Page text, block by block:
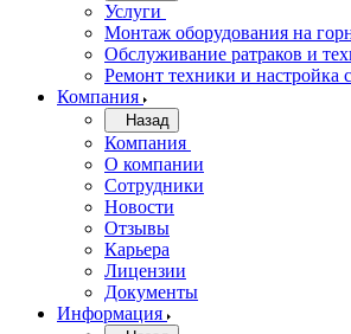
Услуги
Монтаж оборудования на
Обслуживание ратраков и
Ремонт техники и настройка
Компания
Назад
Компания
О компании
Сотрудники
Новости
Отзывы
Карьера
Лицензии
Документы
Информация